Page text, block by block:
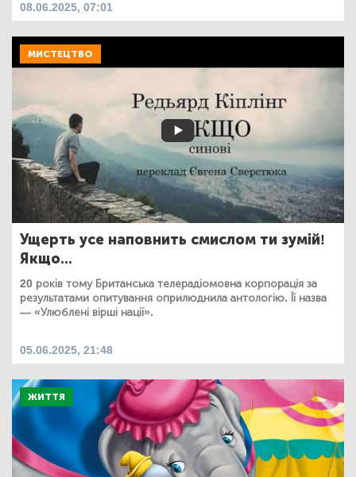
08.06.2025, 07:01
МИСТЕЦТВО
Ущерть усе наповнить смислом ти зумій!
Якщо...
20 років тому Британська телерадіомовна корпорація за
результатами опитування оприлюднила антологію. Її назва
— «Улюблені вірші нації».
05.06.2025, 21:48
ЖИТТЯ